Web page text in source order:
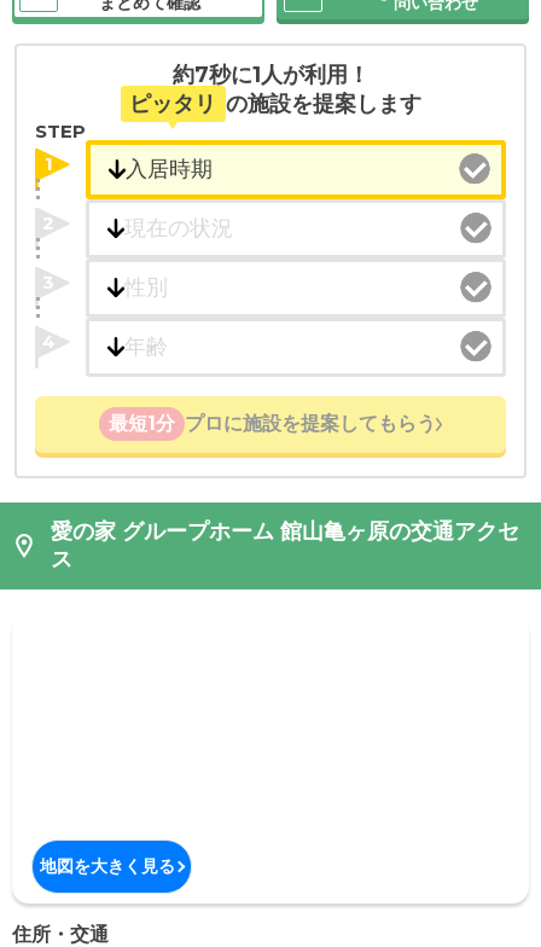
約7秒に1人が利用！
ピッタリ の施設を提案します
STEP
1
2
3
4
最短1分 プロに施設を提案してもらう
愛の家 グループホーム 館山亀ヶ原の交通アクセ
ス
地図を大きく見る
住所・交通